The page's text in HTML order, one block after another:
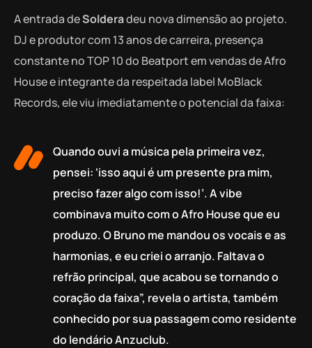
A entrada deSolderadeu nova dimensão ao projeto.
DJ e produtor com 13 anos de carreira, presença
constante no TOP 10 do Beatport em vendas de Afro
House e integrante da respeitada label MoBlack
Records, ele viu imediatamente o potencial da faixa:
Quando ouvi a música pela primeira vez,
pensei: ‘isso aqui é um presente pra mim,
preciso fazer algo com isso!’. A vibe
combinava muito com o Afro House que eu
produzo. O Bruno me mandou os vocais e as
harmonias, e eu criei o arranjo. Faltava o
refrão principal, que acabou se tornando o
coração da faixa”, revela o artista, também
conhecido por sua passagem como residente
do lendário Anzuclub.